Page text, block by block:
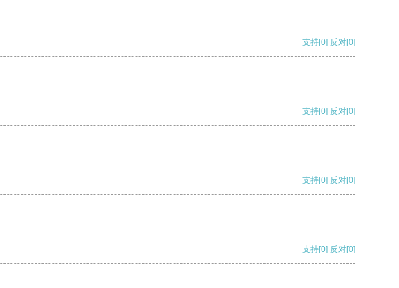
支持[0] 反对[0]
支持[0] 反对[0]
支持[0] 反对[0]
支持[0] 反对[0]